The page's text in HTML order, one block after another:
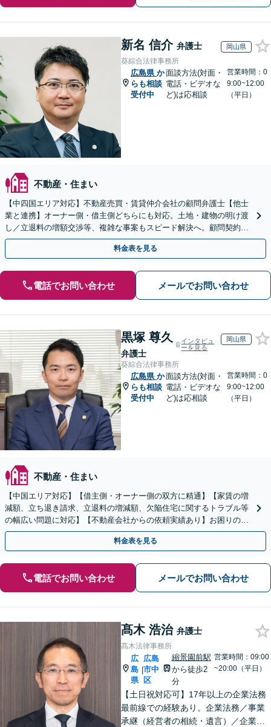
新名 信介 弁護士 岡山県
葵綜合法律事務所
広島県 か
らも相談
受付中
面談方法(対面・
電話・ビデオな
ど)は応相談
営業時間：0
9:00~12:00
（平日）
不動産・住まい
【中四国エリア対応】不動産売買・賃貸仲介会社の顧問弁護士【他士
業と連携】オーナー側・借主側どちらにも対応。土地・建物の明け渡
し／立退料の増額交渉等、複雑な事案もスピード解決へ。顧問契約も
お任せ！【夜間・休日対応】
料金表を見る
電話でお問い合わせ メールでお問い合わせ
黒塚 尊久
弁護士
インタビュ
ーを見る
岡山県
葵綜合法律事務所
広島県 か
らも相談
受付中
面談方法(対面・
電話・ビデオな
ど)は応相談
営業時間：0
9:00~12:00
（平日）
不動産・住まい
【中国エリア対応】【借主側・オーナー側の双方に精通】【家賃の増
減額、立ち退き請求、立退料の増減額、欠陥住宅に関するトラブル等
の幅広い問題に対応】【不動産会社からの依頼実績あり】お困りの際
はご連絡ください。迅速かつ丁寧に対応いたします。
料金表を見る
電話でお問い合わせ メールでお問い合わせ
髙木 浩治 弁護士
髙木法律事務所
広
島
県
|
広島
市中
区
縮景園前駅
から徒歩2
分
営業時間：09:00
~20:00（平日）
【土日祝対応可】17年以上の企業法務
最前線での経験あり。企業法務／事業
承継（経営者の相続・遺言）／企業の